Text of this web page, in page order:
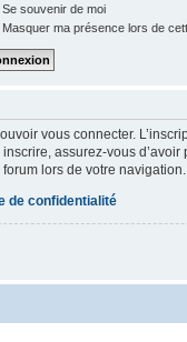
Se souvenir de moi
Masquer ma présence lors de
vous connecter.
assurez-vous
lors de votre navigation.
de confidentialité